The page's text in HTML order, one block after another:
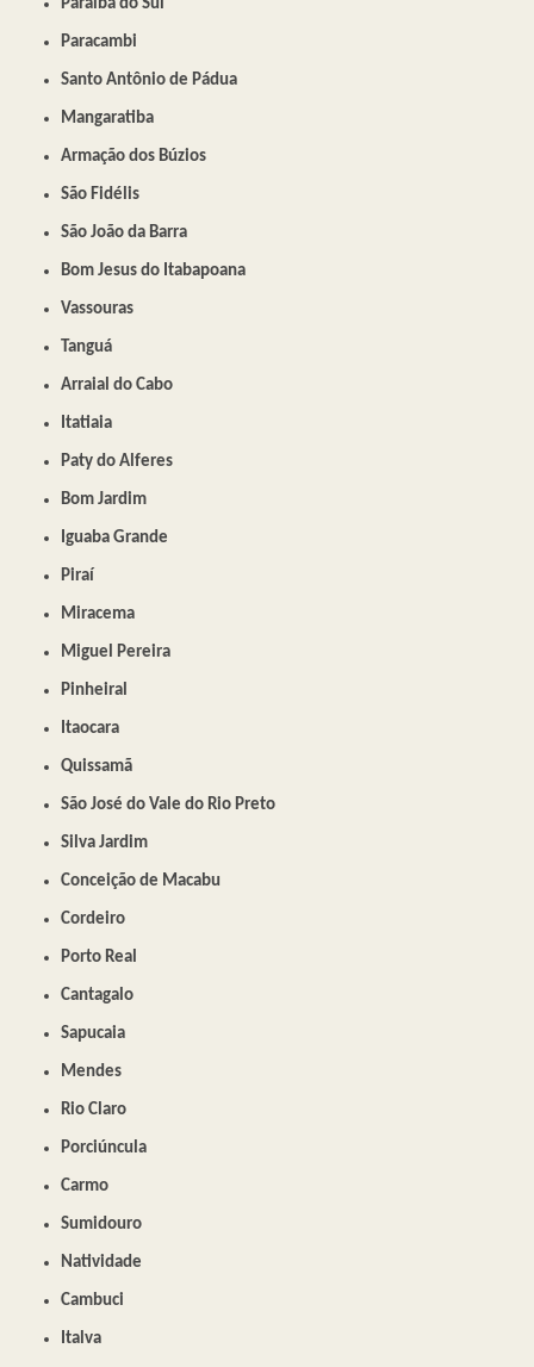
Paraíba do Sul
Paracambi
Santo Antônio de Pádua
Mangaratiba
Armação dos Búzios
São Fidélis
São João da Barra
Bom Jesus do Itabapoana
Vassouras
Tanguá
Arraial do Cabo
Itatiaia
Paty do Alferes
Bom Jardim
Iguaba Grande
Piraí
Miracema
Miguel Pereira
Pinheiral
Itaocara
Quissamã
São José do Vale do Rio Preto
Silva Jardim
Conceição de Macabu
Cordeiro
Porto Real
Cantagalo
Sapucaia
Mendes
Rio Claro
Porciúncula
Carmo
Sumidouro
Natividade
Cambuci
Italva